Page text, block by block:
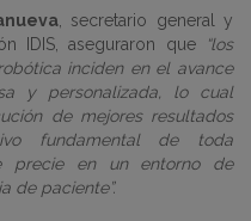
, secretario general y
IDIS, aseguraron que
“los
inciden en el avance
y personalizada, lo cual
de mejores resultados
fundamental de toda
precie en un entorno de
de paciente”.